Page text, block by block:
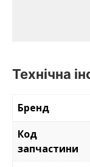
Технічна
Бренд
Код
запчастини